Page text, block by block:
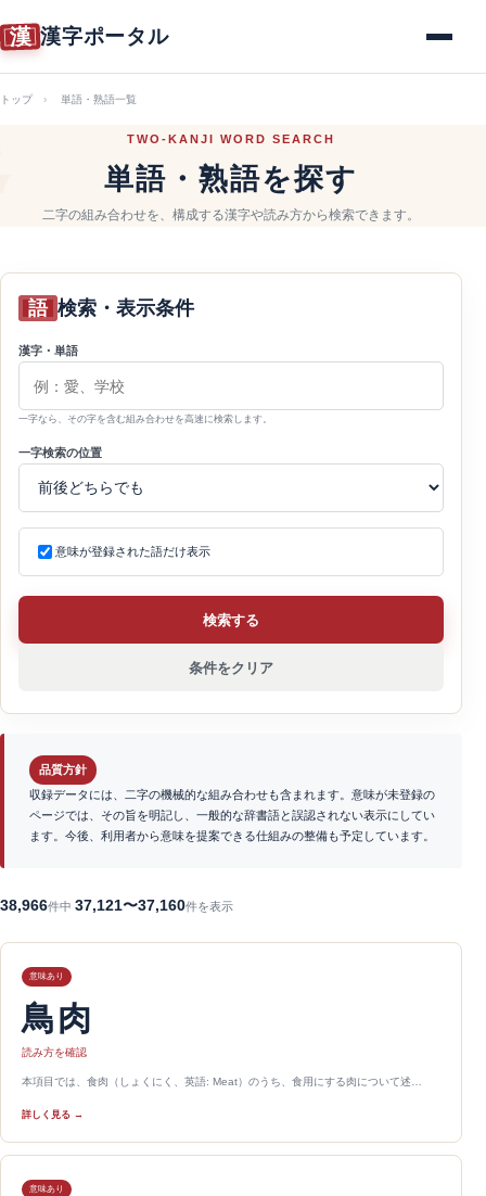
漢 漢字ポータル
トップ 単語・熟語一覧
TWO-KANJI WORD SEARCH
単語・熟語を探す
二字の組み合わせを、構成する漢字や読み方から検索できます。
語 検索・表示条件
漢字・単語
一字なら、その字を含む組み合わせを高速に検索します。
一字検索の位置
意味が登録された語だけ表示
検索する
条件をクリア
品質方針
収録データには、二字の機械的な組み合わせも含まれます。意味が未登録の
ページでは、その旨を明記し、一般的な辞書語と誤認されない表示にしてい
ます。今後、利用者から意味を提案できる仕組みの整備も予定しています。
38,966件中 37,121〜37,160件を表示
意味あり
鳥肉
読み方を確認
本項目では、食肉（しょくにく、英語: Meat）のうち、食用にする肉について述…
詳しく見る →
意味あり